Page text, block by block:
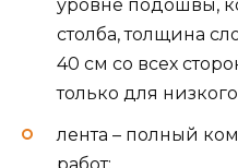
уровне подошвы,
столба, толщина
40 см со всех
только для
лента – полный